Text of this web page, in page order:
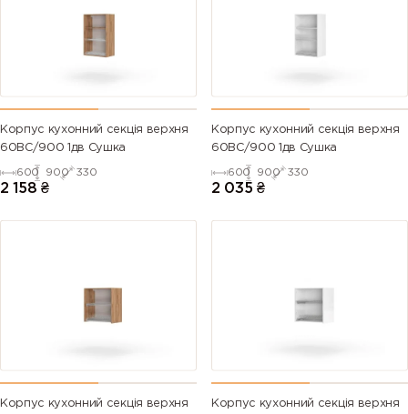
Корпус кухонний секцiя верхня
60ВС/900 1дв Сушка
600 900 330
2 158 ₴
Корпус кухонний секцiя верхня
60ВС/900 1дв Сушка
600 900 330
2 035 ₴
Корпус кухонний секцiя верхня
Корпус кухонний секцiя верхня